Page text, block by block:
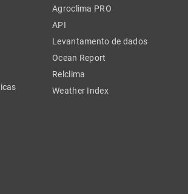
Agroclima PRO
API
Levantamento de dados
Ocean Report
Relclima
Weather Index